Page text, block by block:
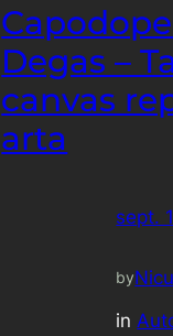
Degas –
canvas
arta
sept.
by
in